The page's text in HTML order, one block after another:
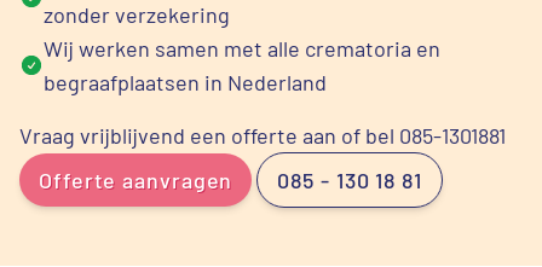
zonder verzekering
Wij werken samen met alle crematoria en
begraafplaatsen in Nederland
Vraag vrijblijvend een offerte aan of bel 085-1301881
Offerte aanvragen
085 - 130 18 81